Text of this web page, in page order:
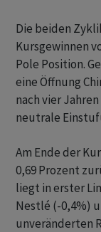
Die beiden
Kursgewinnen
Pole Position.
eine Öffnung
nach vier
neutrale
Am Ende der
0,69 Prozent
liegt in erster
Nestlé (-0,4%)
unveränderten